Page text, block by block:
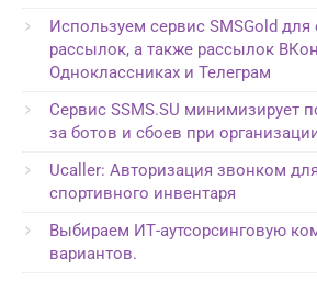
Используем сервис SMSGold
рассылок, а также рассылок
Одноклассниках и Телеграм
Сервис SSMS.SU минимизирует
за ботов и сбоев при
Ucaller: Авторизация звонком
спортивного инвентаря
Выбираем ИТ-аутсорсинговую
вариантов.